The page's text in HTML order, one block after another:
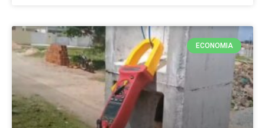
ECONOMIA